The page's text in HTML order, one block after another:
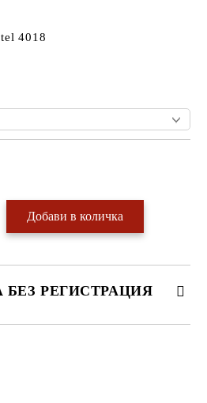
4018
БЕЗ РЕГИСТРАЦИЯ